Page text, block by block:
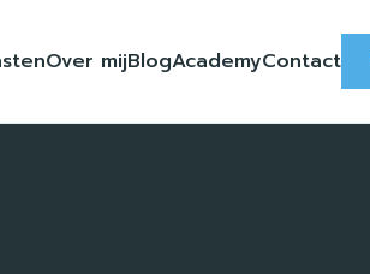
Over mijBlogAcademyContact